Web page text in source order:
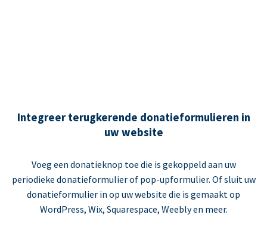
Integreer terugkerende donatieformulieren in
uw website
Voeg een donatieknop toe die is gekoppeld aan uw
periodieke donatieformulier of pop-upformulier. Of sluit uw
donatieformulier in op uw website die is gemaakt op
WordPress, Wix, Squarespace, Weebly en meer.